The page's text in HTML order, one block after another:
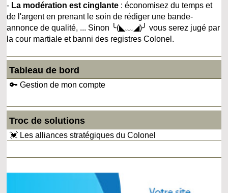
- La modération est cinglante : économisez du temps et
de l'argent en prenant le soin de rédiger une bande-
annonce de qualité, ... Sinon ╰(◣﹏◢)╯ vous serez jugé par
la cour martiale et banni des registres Colonel.
Tableau de bord
🔑 Gestion de mon compte
Troc de solutions
💓 Les alliances stratégiques du Colonel